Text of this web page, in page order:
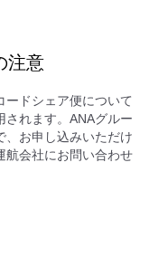
注意
ードシェア便について
されます。ANAグルー
、お申し込みいただけ
航会社にお問い合わせ